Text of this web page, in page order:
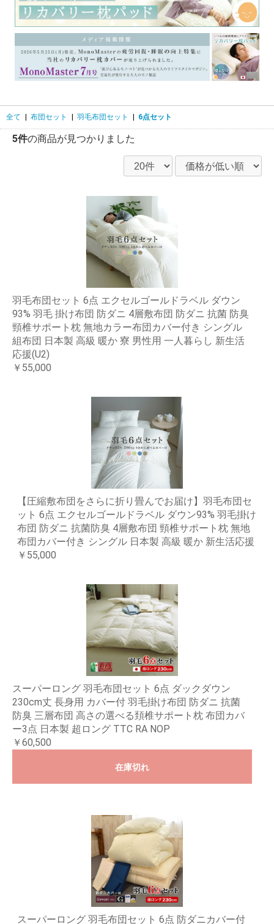
全て 布団セット 羽毛布団セット 6点セット
5件の商品が見つかりました
羽毛布団セット 6点 エクセルゴールドラベル ダウン
93% 羽毛 掛け布団 防ダニ 4層敷布団 防ダニ 抗菌 防臭
頸椎サポート枕 無地カラー布団カバー付き シングル
組布団 日本製 高級 暖か 寮 男性用 一人暮らし 新生活
応援(U2)
￥55,000
【圧縮敷布団をさらに折り畳んでお届け】羽毛布団セ
ット 6点 エクセルゴールドラベル ダウン93% 羽毛掛け
布団 防ダニ 抗菌防臭 4層敷布団 頸椎サポート枕 無地
布団カバー付き シングル 日本製 高級 暖か 新生活応援
￥55,000
スーパーロング 羽毛布団セット 6点 ダックダウン
230cm丈 長身用 カバー付 羽毛掛け布団 防ダニ 抗菌
防臭 三層布団 高さの選べる頚椎サポート枕 布団カバ
ー3点 日本製 超ロング TTC RA NOP
￥60,500
在庫切れ
スーパーロング 羽毛布団セット 6点 防ダニカバー付